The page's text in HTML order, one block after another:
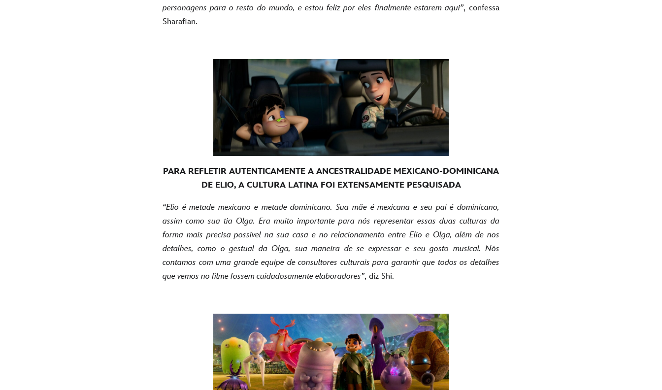
personagens para o resto do mundo, e estou feliz por eles finalmente estarem aqui”, confessa
Sharafian.
PARA REFLETIR AUTENTICAMENTE A ANCESTRALIDADE MEXICANO-DOMINICANA
DE ELIO, A CULTURA LATINA FOI EXTENSAMENTE PESQUISADA
“Elio é metade mexicano e metade dominicano. Sua mãe é mexicana e seu pai é dominicano,
assim como sua tia Olga. Era muito importante para nós representar essas duas culturas da
forma mais precisa possível na sua casa e no relacionamento entre Elio e Olga, além de nos
detalhes, como o gestual da Olga, sua maneira de se expressar e seu gosto musical. Nós
contamos com uma grande equipe de consultores culturais para garantir que todos os detalhes
que vemos no filme fossem cuidadosamente elaboradores”, diz Shi.